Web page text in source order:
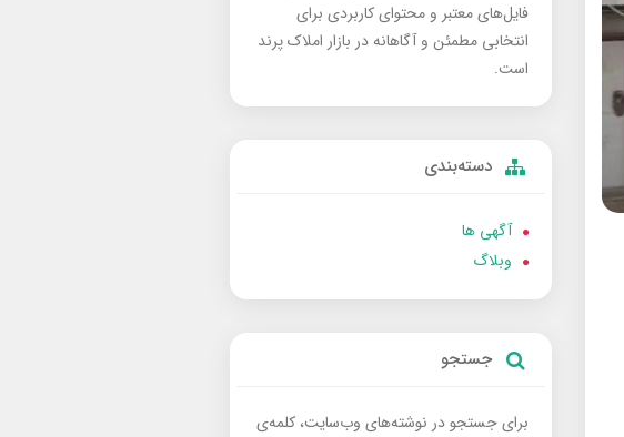
فایل‌های معتبر و محتوای کاربردی برای
انتخابی مطمئن و آگاهانه در بازار املاک پرند
است.
دسته‌بندی
آگهی ها
وبلاگ
جستجو
برای جستجو در نوشته‌های وب‌سایت، کلمه‌ی